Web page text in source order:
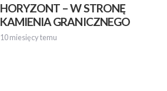
HORYZONT – W STRONĘ
KAMIENIA GRANICZNEGO
10 miesięcy temu